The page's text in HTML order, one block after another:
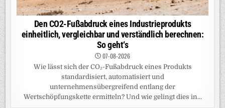
Den CO2-Fußabdruck eines Industrieprodukts
einheitlich, vergleichbar und verständlich berechnen:
So geht‘s
07-08-2026
Wie lässt sich der CO₂-Fußabdruck eines Produkts
standardisiert, automatisiert und
unternehmensübergreifend entlang der
Wertschöpfungskette ermitteln? Und wie gelingt dies in...